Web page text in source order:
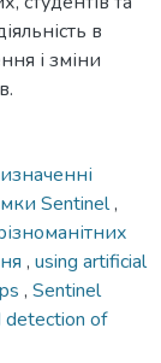
в
і зміни
Sentinel,
, using artificial
, Sentinel
detection of